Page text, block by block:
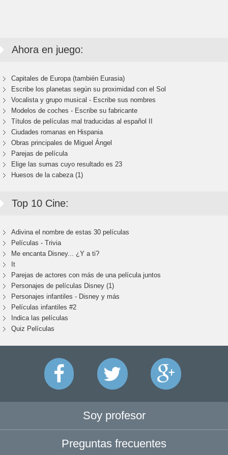
Ahora en juego:
Capitales de Europa (también Eurasia)
Escribe los planetas según su proximidad con el Sol
Vocalista y grupo musical - Escribe sus nombres
Modelos de coches - Escribe su fabricante
Títulos de películas mal traducidas al español II
Ciudades romanas en Hispania
Obras principales de Miguel Ángel
Parejas de película
Elige las sumas cuyo resultado es 23
Huesos de la cabeza (1)
Top 10 Cine:
Adivina el nombre de estas 30 películas
Películas - Trivia
Me encanta Disney... ¿Y a ti?
It
Parejas de actores con más de una película juntos
Personajes de películas Disney (1)
Personajes infantiles - Disney y más
Películas infantiles #2
Indica las películas
Quiz Películas
Soy profesor
Preguntas frecuentes